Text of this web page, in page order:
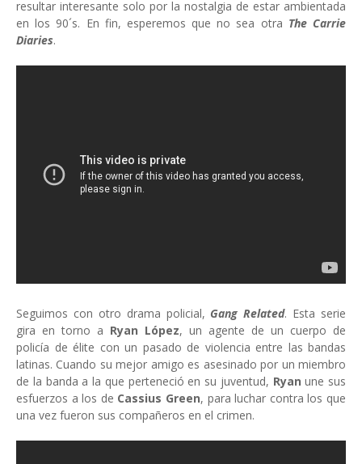
resultar interesante solo por la nostalgia de estar ambientada
en los 90´s. En fin, esperemos que no sea otra The Carrie
Diaries.
Seguimos con otro drama policial, Gang Related. Esta serie
gira en torno a Ryan López, un agente de un cuerpo de
policía de élite con un pasado de violencia entre las bandas
latinas. Cuando su mejor amigo es asesinado por un miembro
de la banda a la que perteneció en su juventud, Ryanune sus
esfuerzos a los de Cassius Green, para luchar contra los que
una vez fueron sus compañeros en el crimen.